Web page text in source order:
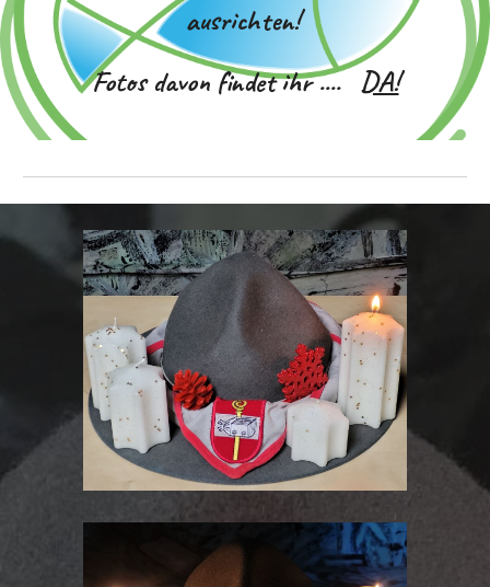
ausrichten!
Fotos davon findet ihr .... DA!